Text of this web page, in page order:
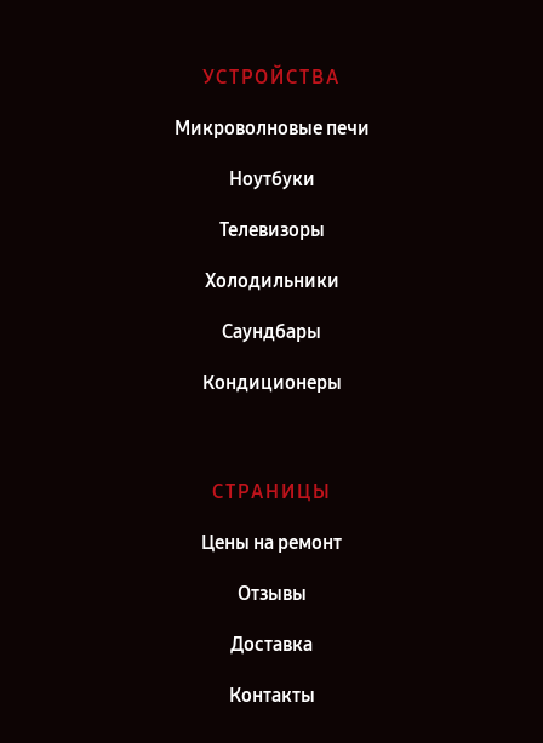
Ремонт холодильника Toshiba GR-H49TR TS в г. Киров
Ремонт холодильника Toshiba GR-H49TR TS в г. Санкт-Петербург
УСТРОЙСТВА
Микроволновые печи
Ноутбуки
Телевизоры
Холодильники
Саундбары
Кондиционеры
СТРАНИЦЫ
Цены на ремонт
Отзывы
Доставка
Контакты